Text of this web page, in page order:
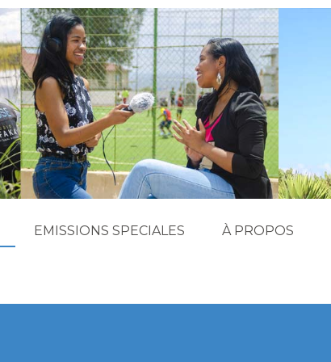
EMISSIONS SPECIALES À PROPOS